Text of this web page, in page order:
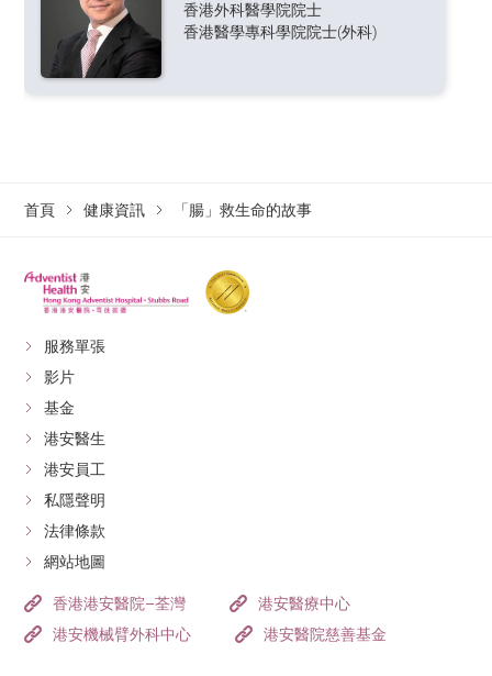
香港外科醫學院院士
香港醫學專科學院院士(外科)
首頁 健康資訊 「腸」救生命的故事
服務單張
影片
基金
港安醫生
港安員工
私隱聲明
法律條款
網站地圖
香港港安醫院–荃灣
港安醫療中心
港安機械臂外科中心
港安醫院慈善基金